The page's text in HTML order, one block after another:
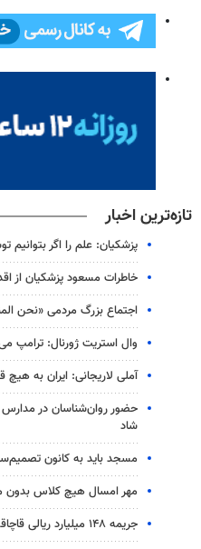
تازه‌ترین اخبار
پزشکیان: علم را اگر بتوانیم
خاطرات مسعود پزشکیان از
اجتماع بزرگ مردمی «نحن
وال‌ استریت ژورنال: ترامپ
آملی‌ لاریجانی: ایران به
حضور روان‌شناسان در مدارس
شاد
مسجد باید به کانون
مهر امسال هیچ کلاس بدون
جریمه ۱۴۸ میلیارد ریالی قاچاقچیان شمش نقره در شبستر